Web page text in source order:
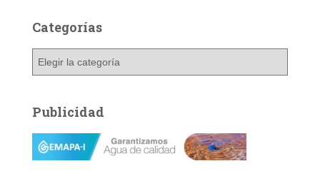
Categorías
g
o
Publicidad